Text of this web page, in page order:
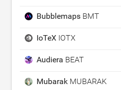
Bubblemaps BMT
IoTeX IOTX
Audiera BEAT
Mubarak MUBARAK